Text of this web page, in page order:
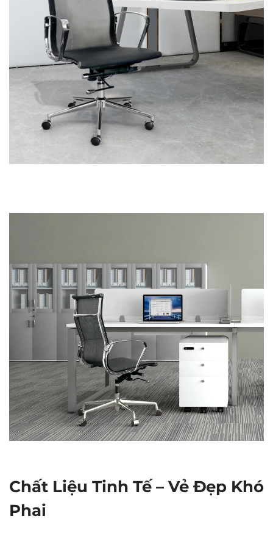
Chất Liệu Tinh Tế – Vẻ Đẹp Khó
Phai